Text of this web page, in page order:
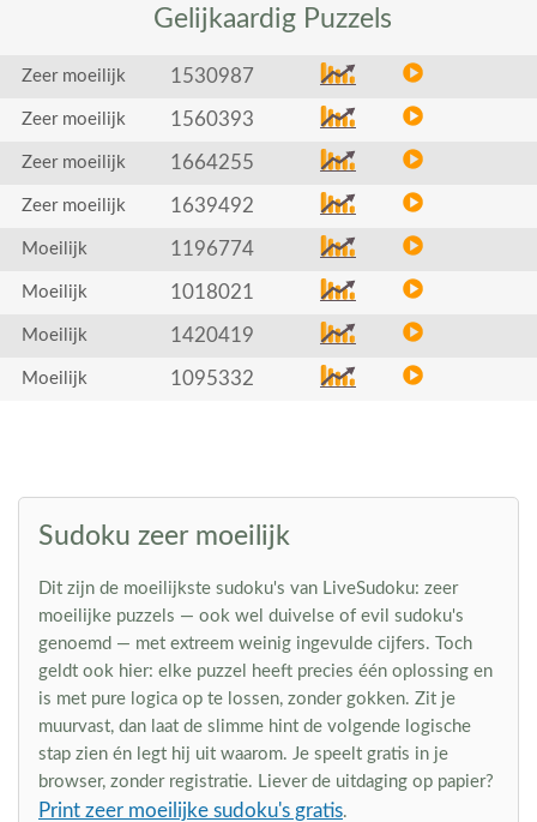
Gelijkaardig Puzzels
Zeer moeilijk 1530987
Zeer moeilijk 1560393
Zeer moeilijk 1664255
Zeer moeilijk 1639492
Moeilijk 1196774
Moeilijk 1018021
Moeilijk 1420419
Moeilijk 1095332
Sudoku zeer moeilijk
Dit zijn de moeilijkste sudoku's van LiveSudoku: zeer
moeilijke puzzels — ook wel duivelse of evil sudoku's
genoemd — met extreem weinig ingevulde cijfers. Toch
geldt ook hier: elke puzzel heeft precies één oplossing en
is met pure logica op te lossen, zonder gokken. Zit je
muurvast, dan laat de slimme hint de volgende logische
stap zien én legt hij uit waarom. Je speelt gratis in je
browser, zonder registratie. Liever de uitdaging op papier?
Print zeer moeilijke sudoku's gratis.